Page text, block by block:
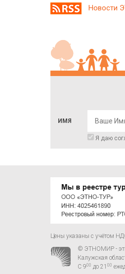
Новости
ИМЯ
Я даю
Цены указаны с учётом
© ЭТНОМИР -
Калужская
С 900 до 21 00